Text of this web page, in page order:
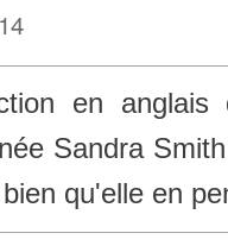
en
Sandra
qu'elle en